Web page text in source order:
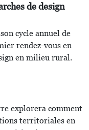
de design
cycle annuel de
rendez-vous en
en milieu rural.
explorera comment
territoriales en